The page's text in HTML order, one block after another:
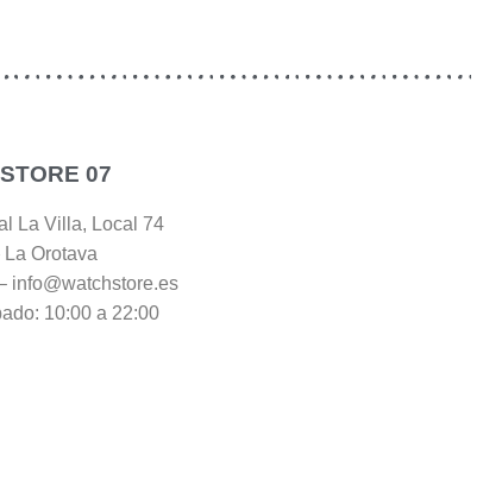
07
La Villa, Local 74
Orotava
info@watchstore.es
10:00 a 22:00